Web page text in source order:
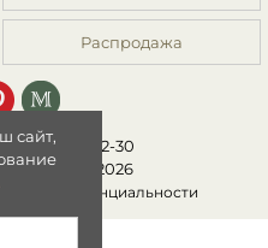
Распродажа
(977) 149-22-30
"Мята" © 2026
конфиденциальности
сайт,